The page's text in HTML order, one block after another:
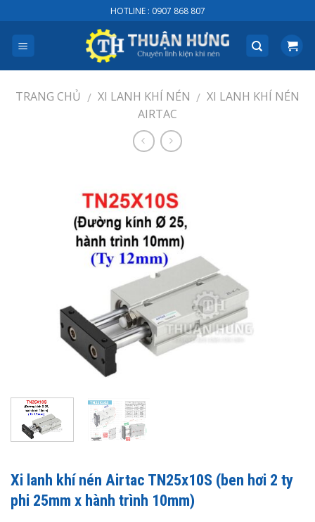
to
content
HOTLINE : 0907 868 807
TRANG CHỦ / XI LANH KHÍ NÉN / XI LANH KHÍ NÉN
AIRTAC
Xi lanh khí nén Airtac TN25x10S (ben hơi 2 ty
phi 25mm x hành trình 10mm)